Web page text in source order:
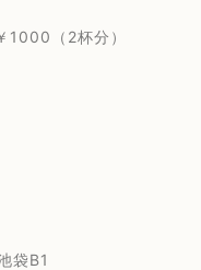
（2杯分）
B1